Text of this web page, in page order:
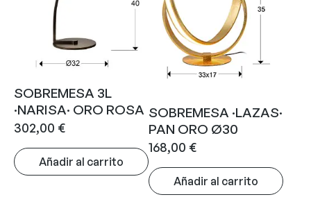
SOBREMESA 3L
·NARISA· ORO ROSA
302,00 €
Añadir al carrito
SOBREMESA ·LAZAS·
PAN ORO Ø30
168,00 €
Añadir al carrito